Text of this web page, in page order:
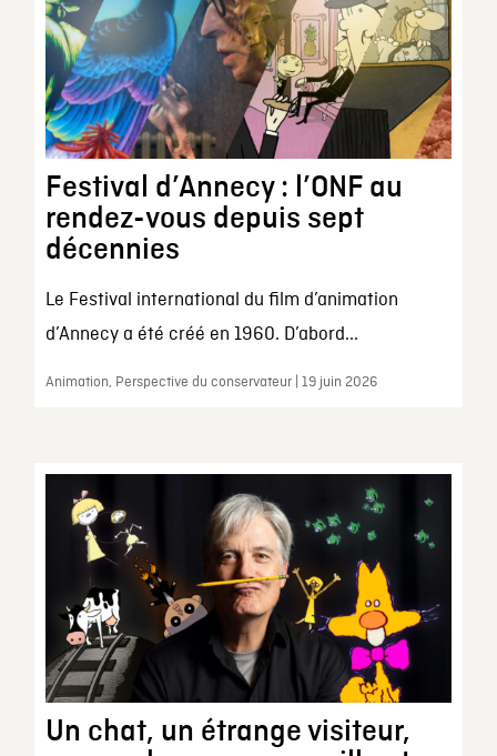
Festival d’Annecy : l’ONF au
rendez-vous depuis sept
décennies
Le Festival international du film d’animation
d’Annecy a été créé en 1960. D’abord...
Animation, Perspective du conservateur | 19 juin 2026
Un chat, un étrange visiteur,